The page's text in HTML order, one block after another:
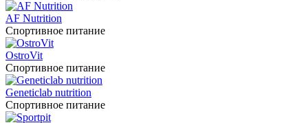
AF Nutrition
Спортивное питание
OstroVit
Спортивное питание
Geneticlab nutrition
Спортивное питание